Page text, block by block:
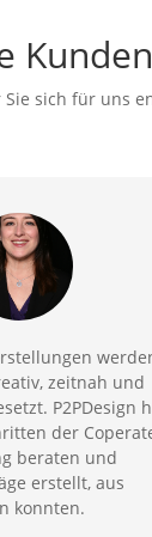
Sie sich für uns
zeitnah und
P2PDesign
der
beraten und
erstellt, aus
konnten.